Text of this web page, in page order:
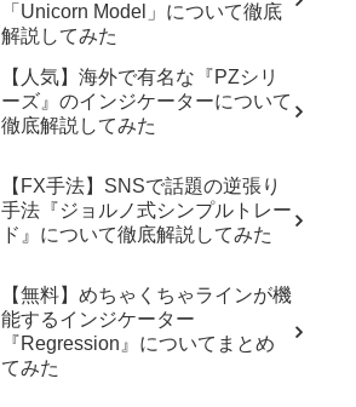
「Unicorn Model」について徹底
解説してみた
【人気】海外で有名な『PZシリ
ーズ』のインジケーターについて
徹底解説してみた
【FX手法】SNSで話題の逆張り
手法『ジョルノ式シンプルトレー
ド』について徹底解説してみた
【無料】めちゃくちゃラインが機
能するインジケーター
『Regression』についてまとめ
てみた